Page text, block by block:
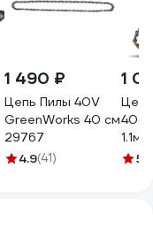
1 490 ₽
Цепь Пилы 40V
GreenWorks 40 см
29767
4.9(41)
1
5